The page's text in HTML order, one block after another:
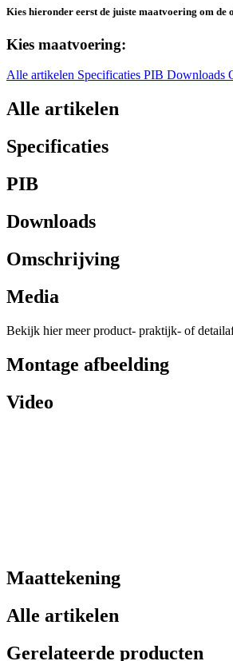
Kies hieronder eerst de juiste maatvoering om
Kies maatvoering:
Alle artikelen Specificaties PIB Downloads
Alle artikelen
Specificaties
PIB
Downloads
Omschrijving
Media
Bekijk hier meer product- praktijk- of
Montage afbeelding
Video
Maattekening
Alle artikelen
Gerelateerde producten